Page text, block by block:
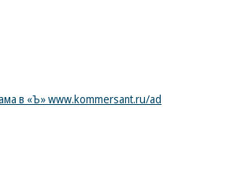
в «Ъ» www.kommersant.ru/ad